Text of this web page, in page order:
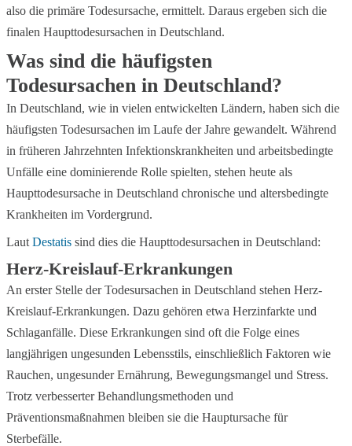
also die primäre Todesursache, ermittelt. Daraus ergeben sich die
finalen Haupttodesursachen in Deutschland.
Was sind die häufigsten
Todesursachen in Deutschland?
In Deutschland, wie in vielen entwickelten Ländern, haben sich die
häufigsten Todesursachen im Laufe der Jahre gewandelt. Während
in früheren Jahrzehnten Infektionskrankheiten und arbeitsbedingte
Unfälle eine dominierende Rolle spielten, stehen heute als
Haupttodesursache in Deutschland chronische und altersbedingte
Krankheiten im Vordergrund.
Laut Destatis sind dies die Haupttodesursachen in Deutschland:
Herz-Kreislauf-Erkrankungen
An erster Stelle der Todesursachen in Deutschland stehen Herz-
Kreislauf-Erkrankungen. Dazu gehören etwa Herzinfarkte und
Schlaganfälle. Diese Erkrankungen sind oft die Folge eines
langjährigen ungesunden Lebensstils, einschließlich Faktoren wie
Rauchen, ungesunder Ernährung, Bewegungsmangel und Stress.
Trotz verbesserter Behandlungsmethoden und
Präventionsmaßnahmen bleiben sie die Hauptursache für
Sterbefälle.